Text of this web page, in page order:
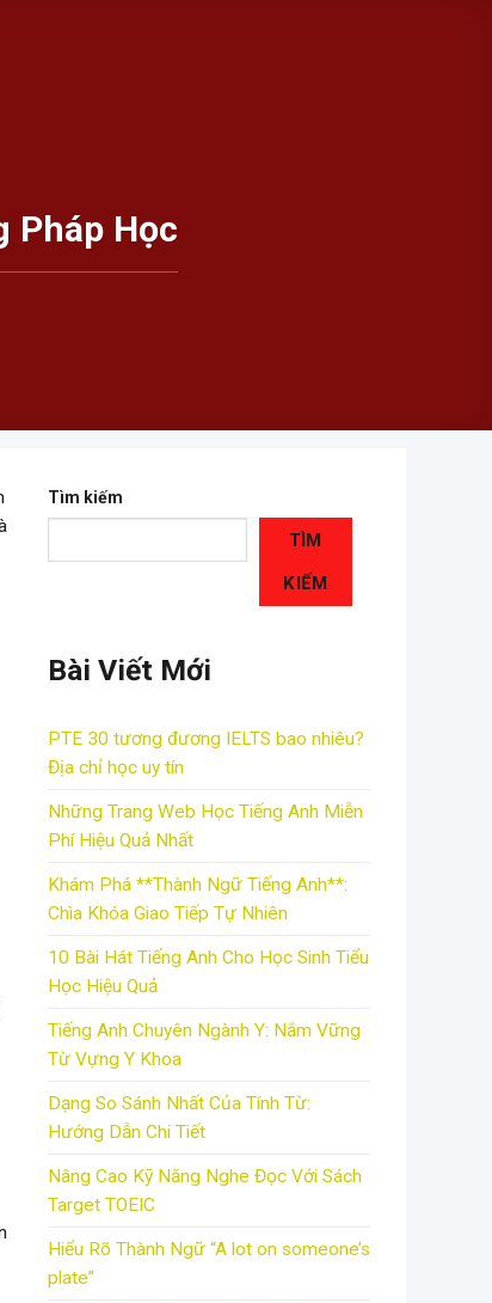
Pháp Học
Tìm kiếm
TÌM
KIẾM
Bài Viết Mới
PTE 30 tương đương IELTS bao nhiêu?
Địa chỉ học uy tín
Những Trang Web Học Tiếng Anh Miễn
Phí Hiệu Quả Nhất
Khám Phá **Thành Ngữ Tiếng Anh**:
Chìa Khóa Giao Tiếp Tự Nhiên
10 Bài Hát Tiếng Anh Cho Học Sinh Tiểu
Học Hiệu Quả
Tiếng Anh Chuyên Ngành Y: Nắm Vững
Từ Vựng Y Khoa
Dạng So Sánh Nhất Của Tính Từ:
Hướng Dẫn Chi Tiết
Nâng Cao Kỹ Năng Nghe Đọc Với Sách
Target TOEIC
Hiểu Rõ Thành Ngữ “A lot on someone’s
plate”